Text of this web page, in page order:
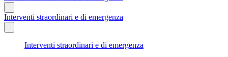
Interventi straordinari e di emergenza
Interventi straordinari e di emergenza